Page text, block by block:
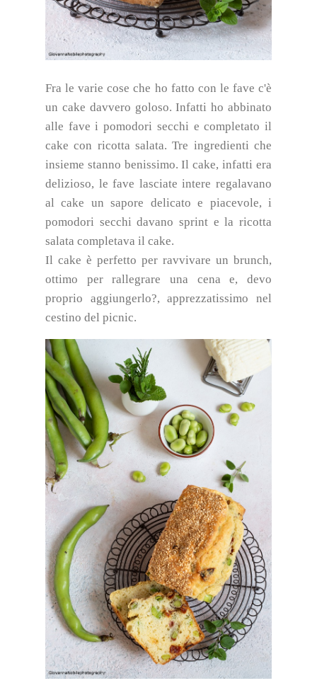
Fra le varie cose che ho fatto con le fave c'è
un cake davvero goloso. Infatti ho abbinato
alle fave i pomodori secchi e completato il
cake con ricotta salata. Tre ingredienti che
insieme stanno benissimo. Il cake, infatti era
delizioso, le fave lasciate intere regalavano
al cake un sapore delicato e piacevole, i
pomodori secchi davano sprint e la ricotta
salata completava il cake.
Il cake è perfetto per ravvivare un brunch,
ottimo per rallegrare una cena e, devo
proprio aggiungerlo?, apprezzatissimo nel
cestino del picnic.